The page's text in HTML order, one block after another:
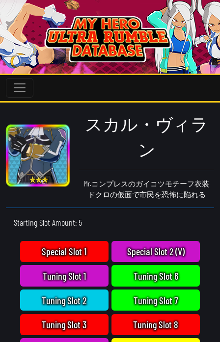
スカル・ヴィラ
ン
Mr.コンプレスのガイコツモチーフ衣装
ドクロの仮面で市民を恐怖に陥れる
Starting Slot Amount: 5
Special Slot 1
Tuning Slot 1
Tuning Slot 2
Tuning Slot 3
Special Slot 2 (V)
Tuning Slot 6
Tuning Slot 7
Tuning Slot 8